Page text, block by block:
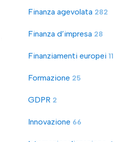
Finanza agevolata 282
Finanza d’impresa 28
Finanziamenti europei 11
Formazione 25
GDPR 2
Innovazione 66